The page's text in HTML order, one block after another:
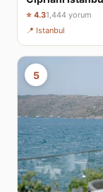
⭐ 4.31,444 yorum
📍 Istanbul
5